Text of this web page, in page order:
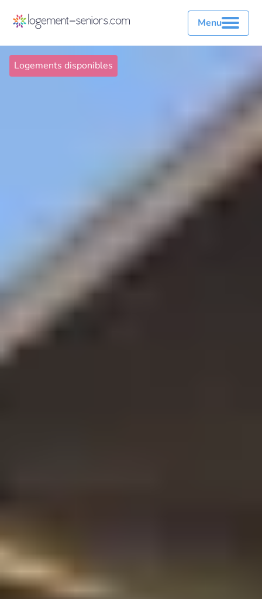
Menu
Logements disponibles